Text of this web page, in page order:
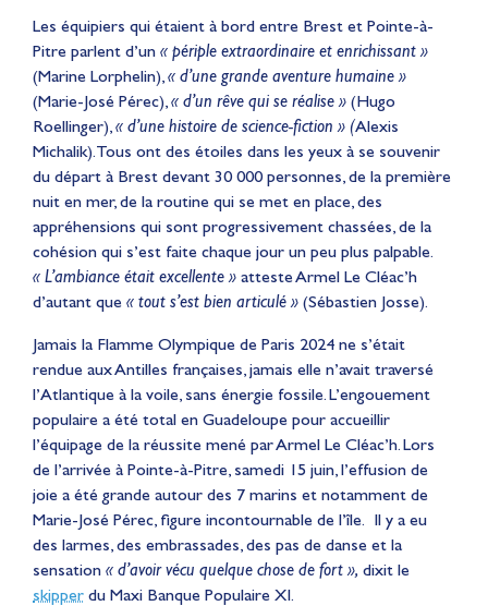
Les équipiers qui étaient à bord entre Brest et Pointe-à-
Pitre parlent d’un « périple extraordinaire et enrichissant »
(Marine Lorphelin),« d’une grande aventure humaine »
(Marie-José Pérec),« d’un rêve qui se réalise » (Hugo
Roellinger),« d’une histoire de science-fiction » (Alexis
Michalik). Tous ont des étoiles dans les yeux à se souvenir
du départ à Brest devant 30 000 personnes, de la première
nuit en mer, de la routine qui se met en place, des
appréhensions qui sont progressivement chassées, de la
cohésion qui s’est faite chaque jour un peu plus palpable.
« L’ambiance était excellente » atteste Armel Le Cléac’h
d’autant que « tout s’est bien articulé » (Sébastien Josse).
Jamais la Flamme Olympique de Paris 2024 ne s’était
rendue aux Antilles françaises, jamais elle n’avait traversé
l’Atlantique à la voile, sans énergie fossile. L’engouement
populaire a été total en Guadeloupe pour accueillir
l’équipage de la réussite mené par Armel Le Cléac’h. Lors
de l’arrivée à Pointe-à-Pitre, samedi 15 juin, l’effusion de
joie a été grande autour des 7 marins et notamment de
Marie-José Pérec, figure incontournable de l’île. Il y a eu
des larmes, des embrassades, des pas de danse et la
sensation « d’avoir vécu quelque chose de fort », dixit le
skipper du Maxi Banque Populaire XI.